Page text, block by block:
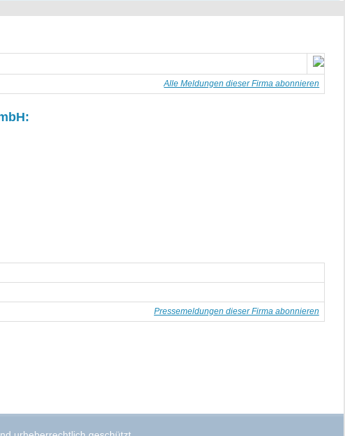
Alle Meldungen dieser Firma abonnieren
Pressemeldungen dieser Firma abonnieren